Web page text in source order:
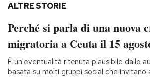
ALTRE STORIE
Perché si parla di una nuova
migratoria a Ceuta il 15
È un'eventualità ritenuta plausibile dalle
basata su molti gruppi social che invitano